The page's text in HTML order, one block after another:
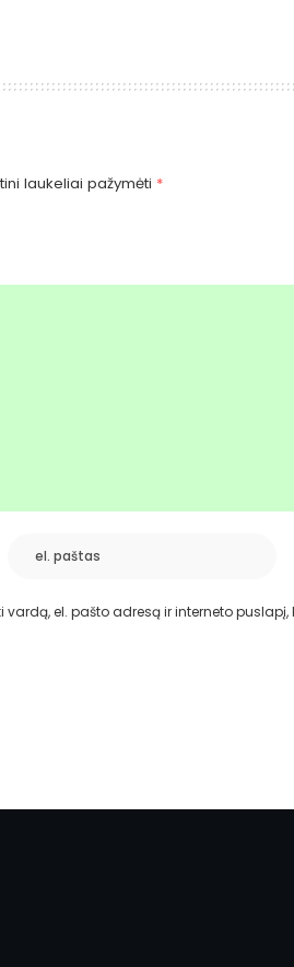
laukeliai pažymėti *
el. pašto adresą ir interneto